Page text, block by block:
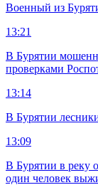
Военный из
13:21
В Бурятии
проверками
13:14
В Бурятии
13:09
В Бурятии в реку
один человек